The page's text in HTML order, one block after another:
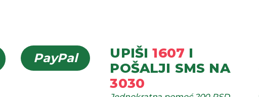
PayPal UPIŠI 1607 I
POŠALJI SMS NA
3030